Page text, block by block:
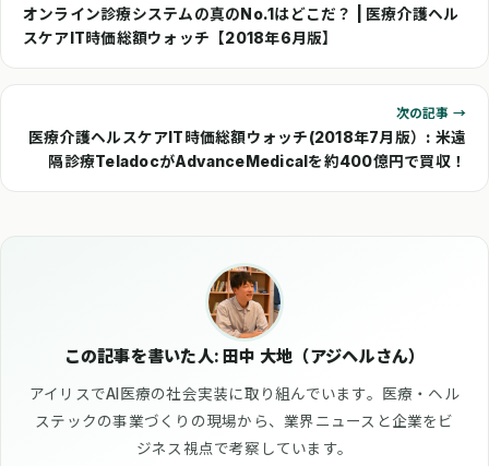
オンライン診療システムの真のNo.1はどこだ？ | 医療介護ヘル
スケアIT時価総額ウォッチ【2018年6月版】
次の記事 →
医療介護ヘルスケアIT時価総額ウォッチ(2018年7月版）: 米遠
隔診療TeladocがAdvanceMedicalを約400億円で買収！
この記事を書いた人: 田中 大地（アジヘルさん）
アイリスでAI医療の社会実装に取り組んでいます。医療・ヘル
ステックの事業づくりの現場から、業界ニュースと企業をビ
ジネス視点で考察しています。